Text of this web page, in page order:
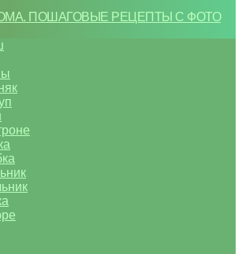
ПОШАГОВЫЕ РЕЦЕПТЫ С ФОТО